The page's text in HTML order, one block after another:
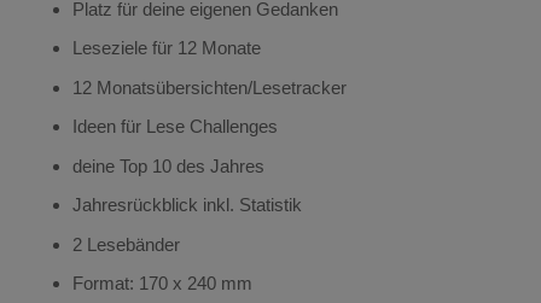
Platz für deine eigenen Gedanken
Leseziele für 12 Monate
12 Monatsübersichten/Lesetracker
Ideen für Lese Challenges
deine Top 10 des Jahres
Jahresrückblick inkl. Statistik
2 Lesebänder
Format: 170 x 240 mm